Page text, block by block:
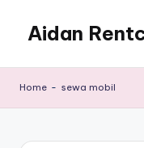
content
Aidan
Murah
Home - sewa mobil